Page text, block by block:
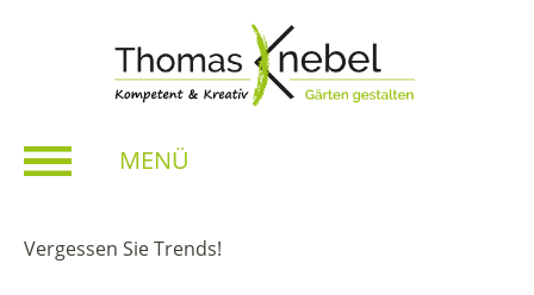
MENÜ
Vergessen Sie Trends!